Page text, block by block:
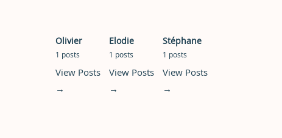
Olivier
1 posts
View Posts
→
Elodie
1 posts
View Posts
→
Stéphane
1 posts
View Posts
→